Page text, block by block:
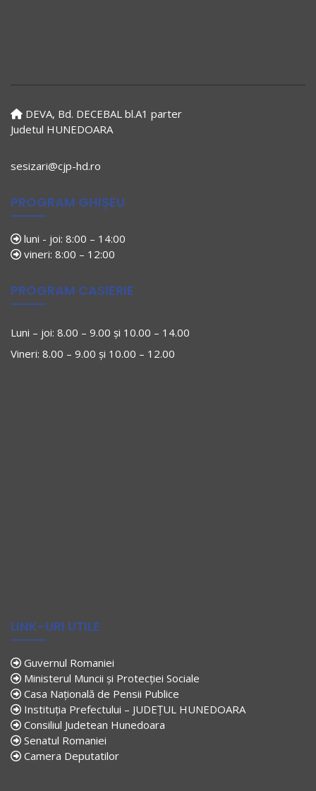
DEVA, Bd. DECEBAL bl.A1 parter
Judetul HUNEDOARA
sesizari@cjp-hd.ro
PROGRAM GHIȘEU
luni - joi: 8:00 – 14:00
vineri: 8:00 – 12:00
PROGRAM CASIERIE
Luni – joi: 8.00 – 9.00 și 10.00 – 14.00
Vineri: 8.00 – 9.00 și 10.00 – 12.00
LINK-URI UTILE
Guvernul Romaniei
Ministerul Muncii și Protecției Sociale
Casa Națională de Pensii Publice
Instituția Prefectului – JUDEȚUL HUNEDOARA
Consiliul Judetean Hunedoara
Senatul Romaniei
Camera Deputatilor